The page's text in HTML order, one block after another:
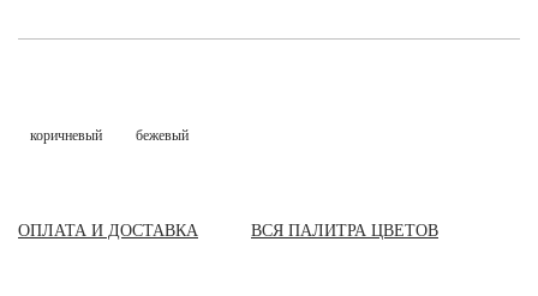
коричневый бежевый
ОПЛАТА И ДОСТАВКА ВСЯ ПАЛИТРА ЦВЕТОВ